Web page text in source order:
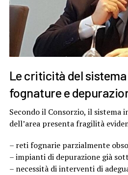
Le criticità del
fognature e
Secondo il Consorzio, il
dell’area presenta fragilità
– reti fognarie parzialmente
– impianti di depurazione già
– necessità di interventi di